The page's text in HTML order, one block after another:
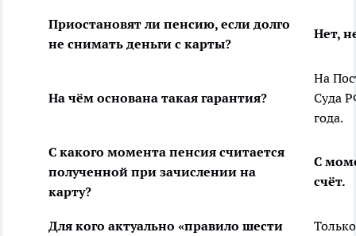
Приостановят ли пенсию, если долго
не снимать деньги с карты?
Нет,
На чём основана такая гарантия?
На
Суда
года.
С какого момента пенсия считается
полученной при зачислении на
карту?
С
счёт.
Для кого актуально «правило шести